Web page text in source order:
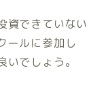
資できていない
ールに参加し
でしょう。